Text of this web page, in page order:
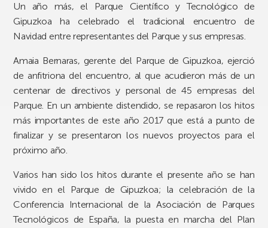
Un año más, el Parque Científico y Tecnológico de
Gipuzkoa ha celebrado el tradicional encuentro de
Navidad entre representantes del Parque y sus empresas.
Amaia Bernaras, gerente del Parque de Gipuzkoa, ejerció
de anfitriona del encuentro, al que acudieron más de un
centenar de directivos y personal de 45 empresas del
Parque. En un ambiente distendido, se repasaron los hitos
más importantes de este año 2017 que está a punto de
finalizar y se presentaron los nuevos proyectos para el
próximo año.
Varios han sido los hitos durante el presente año se han
vivido en el Parque de Gipuzkoa; la celebración de la
Conferencia Internacional de la Asociación de Parques
Tecnológicos de España, la puesta en marcha del Plan